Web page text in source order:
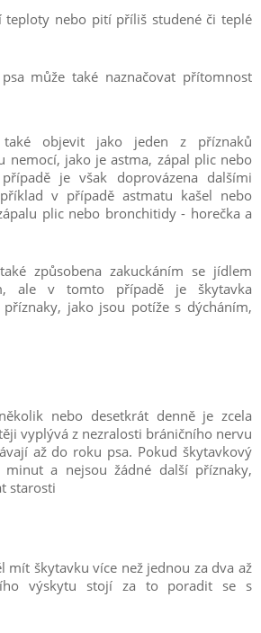
teploty nebo pití příliš studené či teplé
může také naznačovat přítomnost
také objevit jako jeden z příznaků
nemocí, jako je astma, zápal plic nebo
je však doprovázena dalšími
v případě astmatu kašel nebo
plic nebo bronchitidy - horečka a
způsobena zakuckáním se jídlem
ale v tomto případě je škytavka
jako jsou potíže s dýcháním,
nebo desetkrát denně je zcela
vyplývá z nezralosti bráničního nervu
až do roku psa. Pokud škytavkový
a nejsou žádné další příznaky,
starosti
mít škytavku více než jednou za dva až
výskytu stojí za to poradit se s